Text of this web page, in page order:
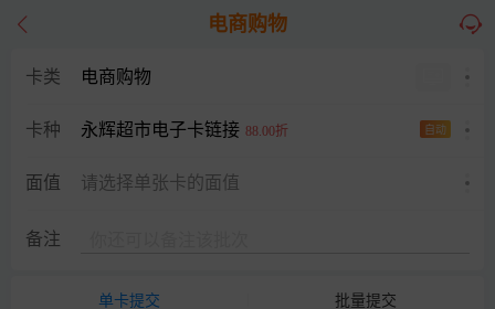
电商购物
卡类 电商购物
卡种 永辉超市电子卡链接 自动
88.00折
面值 请选择单张卡的面值
备注
单卡提交 批量提交